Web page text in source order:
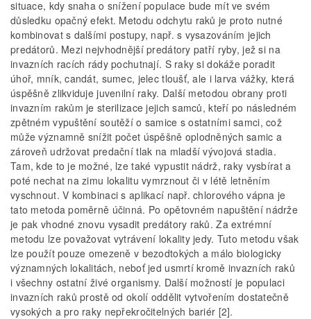
situace, kdy snaha o snížení populace bude mít ve svém
důsledku opačný efekt. Metodu odchytu raků je proto nutné
kombinovat s dalšími postupy, např. s vysazováním jejich
predátorů. Mezi nejvhodnější predátory patří ryby, jež si na
invazních racích rády pochutnají. S raky si dokáže poradit
úhoř, mník, candát, sumec, jelec tloušť, ale i larva vážky, která
úspěšně zlikviduje juvenilní raky. Další metodou obrany proti
invazním rakům je sterilizace jejich samců, kteří po následném
zpětném vypuštění soutěží o samice s ostatními samci, což
může významně snížit počet úspěšně oplodněných samic a
zároveň udržovat predační tlak na mladší vývojová stadia.
Tam, kde to je možné, lze také vypustit nádrž, raky vysbírat a
poté nechat na zimu lokalitu vymrznout či v létě letněním
vyschnout. V kombinaci s aplikací např. chlorového vápna je
tato metoda poměrně účinná. Po opětovném napuštění nádrže
je pak vhodné znovu vysadit predátory raků. Za extrémní
metodu lze považovat vytrávení lokality jedy. Tuto metodu však
lze použít pouze omezeně v bezodtokých a málo biologicky
významných lokalitách, neboť jed usmrtí kromě invazních raků
i všechny ostatní živé organismy. Další možností je populaci
invazních raků prostě od okolí oddělit vytvořením dostatečně
vysokých a pro raky nepřekročitelných bariér [2].